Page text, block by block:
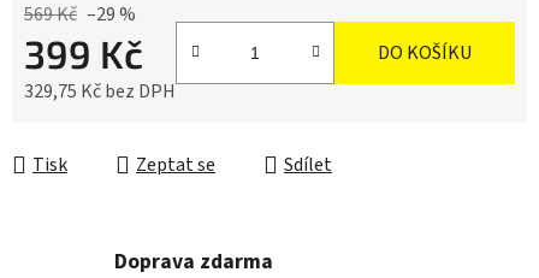
569 Kč –29 %
399 Kč
329,75 Kč bez DPH
DO KOŠÍKU
Tisk Zeptat se Sdílet
Doprava zdarma